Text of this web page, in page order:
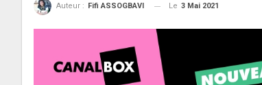
Auteur : Fifi ASSOGBAVI Le 3 Mai 2021